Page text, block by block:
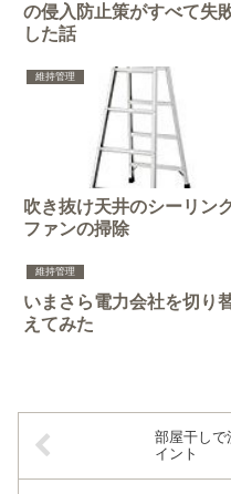
の侵入防止策がすべて失
した話
維持管理
吹き抜け天井のシーリン
ファンの掃除
維持管理
いまさら電力会社を切り
えてみた
部屋干しで
イント